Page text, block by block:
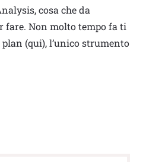
cosa che da
fare. Non molto tempo fa ti
(qui), l’unico strumento